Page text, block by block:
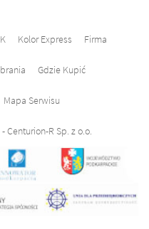
Kolor Express Firma
Gdzie Kupić
Mapa Serwisu
Centurion-R Sp. z o.o.